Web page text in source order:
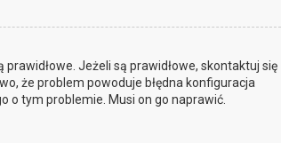
Jeżeli są prawidłowe, skontaktuj się
że problem powoduje błędna konfiguracja
o tym problemie. Musi on go naprawić.